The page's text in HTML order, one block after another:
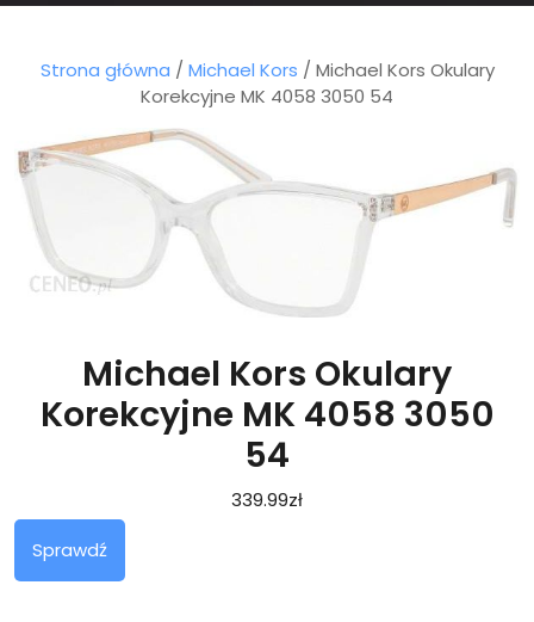
Strona główna / Michael Kors / Michael Kors Okulary
Korekcyjne MK 4058 3050 54
Michael Kors Okulary
Korekcyjne MK 4058 3050
54
339.99zł
Sprawdź